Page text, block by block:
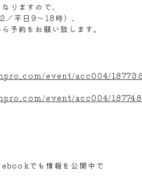
りますので、
平日9～18時）、
予約をお願い致します。
event/acc004/
event/acc004/
でも情報を公開中で